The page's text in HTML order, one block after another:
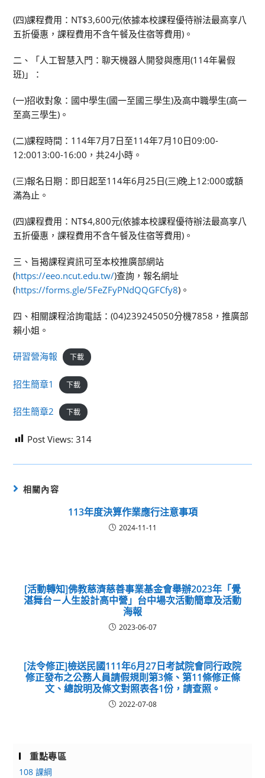
(四)課程費用：NT$3,600元(依據本校課程優待辦法最高享八
五折優惠，課程費用不含午餐及住宿等費用)。
二、「人工智慧入門：聊天機器人開發與應用(114年暑假
班)」：
(一)招收對象：國中學生(國一至國三學生)及高中職學生(高一
至高三學生)。
(二)課程時間：114年7月7日至114年7月10日09:00-
12:0013:00-16:00，共24小時。
(三)報名日期：即日起至114年6月25日(三)晚上12:000或額
滿為止。
(四)課程費用：NT$4,800元(依據本校課程優待辦法最高享八
五折優惠，課程費用不含午餐及住宿等費用)。
三、旨揭課程資訊可至本校推廣部網站
(https://eeo.ncut.edu.tw/)查詢，報名網址
(https://forms.gle/5FeZFyPNdQQGFCfy8)。
四、相關課程洽詢電話：(04)239245050分機7858，推廣部
賴小姐。
研習營海報 下載
招生簡章1 下載
招生簡章2 下載
Post Views: 314
相關內容
113年度決算作業應行注意事項
2024-11-11
[活動轉知]佛教慈濟慈善事業基金會舉辦2023年「覺
湛舞台－人生設計高中營」台中場次活動簡章及活動
海報
2023-06-07
[法令修正]檢送民國111年6月27日考試院會同行政院
修正發布之公務人員請假規則第3條、第11條修正條
文、總說明及條文對照表各1份，請查照。
2022-07-08
重點專區
108 課綱